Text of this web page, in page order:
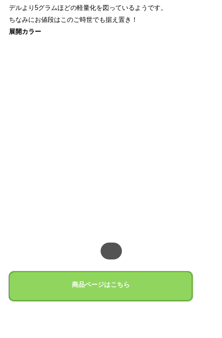
デルより5グラムほどの軽量化を図っているようです。
ちなみにお値段はこのご時世でも据え置き！
展開カラー
商品ページはこちら